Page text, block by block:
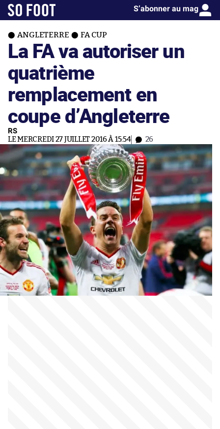
S’abonner au mag
ANGLETERRE FA CUP
La FA va autoriser un
quatrième
remplacement en
coupe d’Angleterre
RS
LE MERCREDI 27 JUILLET 2016 À 15:54 26